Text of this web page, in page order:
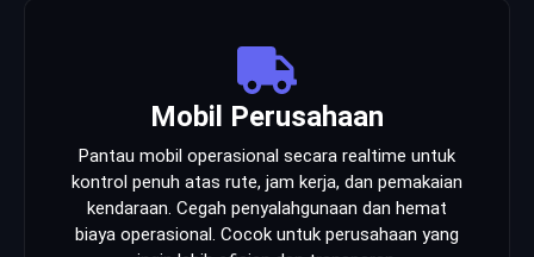
Mobil Perusahaan
Pantau mobil operasional secara realtime untuk
kontrol penuh atas rute, jam kerja, dan pemakaian
kendaraan. Cegah penyalahgunaan dan hemat
biaya operasional. Cocok untuk perusahaan yang